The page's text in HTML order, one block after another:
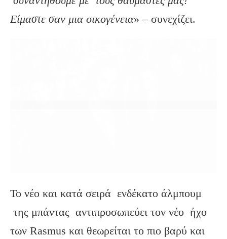
Είμαστε σαν μια οικογένεια» – συνεχίζει.
Το νέο και κατά σειρά ενδέκατο άλμπουμ
της μπάντας αντιπροσωπεύει τον νέο ήχο
των Rasmus και θεωρείται το πιο βαρύ και